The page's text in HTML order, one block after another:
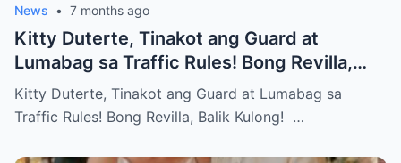
News • 7 months ago
Kitty Duterte, Tinakot ang Guard at
Lumabag sa Traffic Rules! Bong Revilla,
Balik Kulong!
Kitty Duterte, Tinakot ang Guard at Lumabag sa
Traffic Rules! Bong Revilla, Balik Kulong! …